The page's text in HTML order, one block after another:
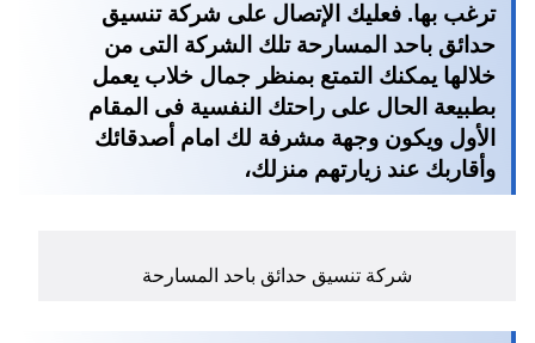
ترغب بها. فعليك الإتصال على شركة تنسيق
حدائق باحد المسارحة تلك الشركة التى من
خلالها يمكنك التمتع بمنظر جمال خلاب يعمل
بطبيعة الحال على راحتك النفسية فى المقام
الأول ويكون وجهة مشرفة لك امام أصدقائك
وأقاربك عند زيارتهم منزلك،
شركة تنسيق حدائق باحد المسارحة